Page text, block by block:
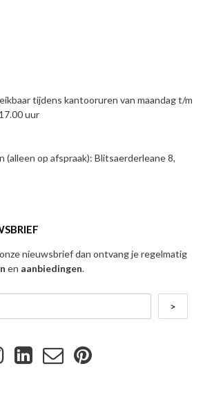
tijdens kantooruren van maandag t/m
uur
(alleen op afspraak): Blitsaerderleane 8,
nieuwsbrief dan ontvang je regelmatig
en aanbiedingen.